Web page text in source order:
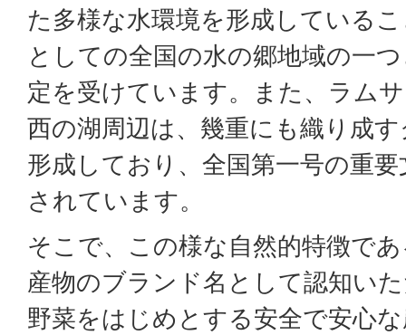
た多様な水環境を形成している
としての全国の水の郷地域の一
定を受けています。また、ラム
西の湖周辺は、幾重にも織り成
形成しており、全国第一号の重
されています。
そこで、この様な自然的特徴で
産物のブランド名として認知い
野菜をはじめとする安全で安心